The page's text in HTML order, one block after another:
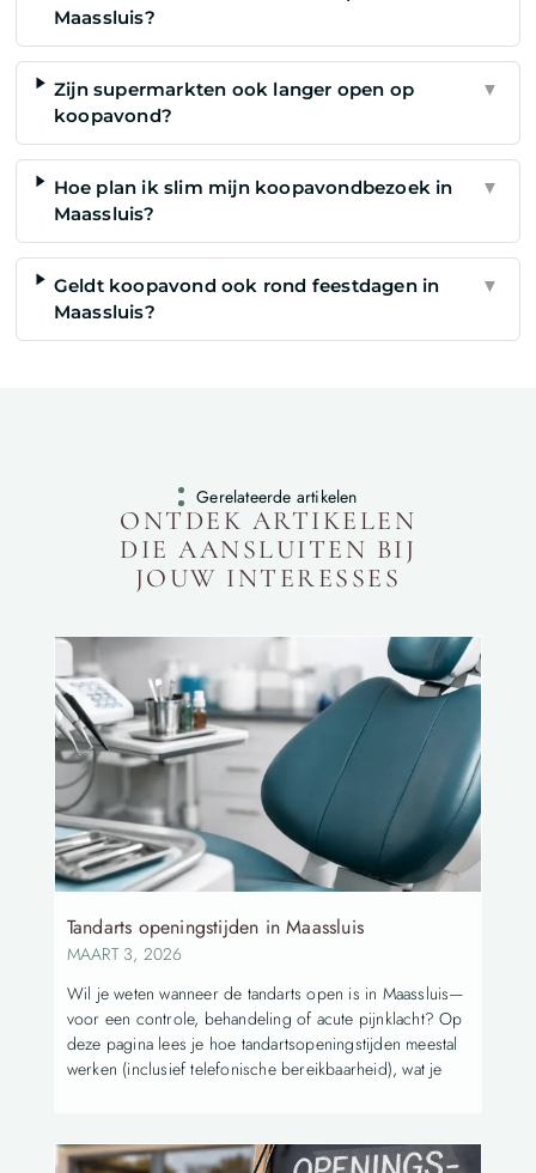
Maassluis?
Zijn supermarkten ook langer open op
koopavond?
▼
Hoe plan ik slim mijn koopavondbezoek in
Maassluis?
▼
Geldt koopavond ook rond feestdagen in
Maassluis?
▼
Gerelateerde artikelen
ONTDEK ARTIKELEN
DIE AANSLUITEN BIJ
JOUW INTERESSES
Tandarts openingstijden in Maassluis
MAART 3, 2026
Wil je weten wanneer de tandarts open is in Maassluis—
voor een controle, behandeling of acute pijnklacht? Op
deze pagina lees je hoe tandartsopeningstijden meestal
werken (inclusief telefonische bereikbaarheid), wat je